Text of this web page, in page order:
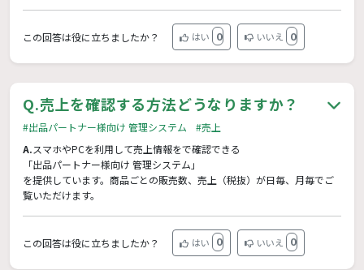
この回答は役に立ちましたか？ はい 0 いいえ 0
Q.売上を確認する方法どうなりますか？
#出品パートナー様向け 管理システム
#売上
A.スマホやPCを利用して売上情報をで確認できる
「出品パートナー様向け 管理システム」
を提供しています。商品ごとの販売数、売上（税抜）が日毎、月毎でご
覧いただけます。
この回答は役に立ちましたか？ はい 0 いいえ 0